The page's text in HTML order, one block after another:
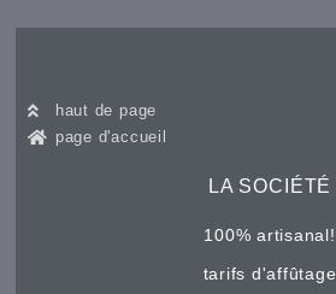
haut de page
page d'accueil
LA SOCIÉTÉ
100% artisanal!
tarifs d'affûtage